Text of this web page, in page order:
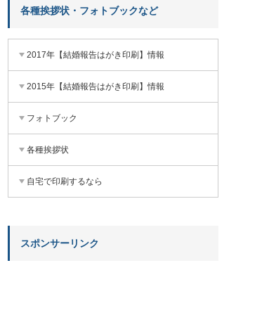
各種挨拶状・フォトブックなど
2017年【結婚報告はがき印刷】情報
2015年【結婚報告はがき印刷】情報
フォトブック
各種挨拶状
自宅で印刷するなら
スポンサーリンク